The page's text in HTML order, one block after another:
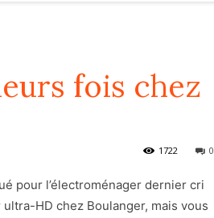
fois chez
0
1722
pour l’électroménager dernier cri
HD chez Boulanger, mais vous